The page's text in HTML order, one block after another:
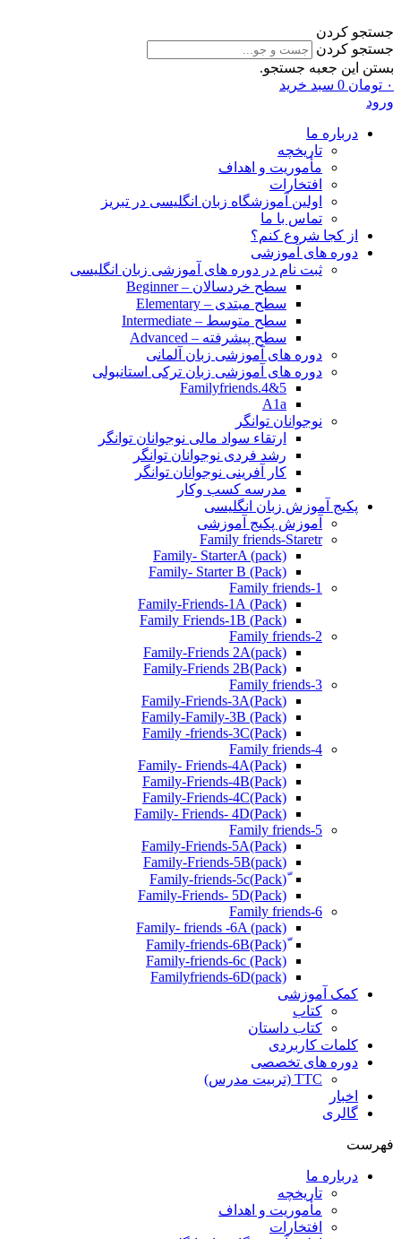
جستجو کردن
جستجو کردن
بستن این جعبه جستجو.
۰ تومان 0 سبد خرید
ورود
درباره ما
تاریخچه
مأموریت و اهداف
افتخارات
اولین آموزشگاه زبان انگلیسی در تبریز
تماس با ما
از کجا شروع کنم؟
دوره های آموزشی
ثبت نام در دوره های آموزشی زبان انگلیسی
سطح خردسالان – Beginner
سطح مبتدی – Elementary
سطح متوسط – Intermediate
سطح پیشرفته – Advanced
دوره های آموزشی زبان آلمانی
دوره های آموزشی زبان ترکی استانبولی
Familyfriends.4&5
A1a
نوجوانان توانگر
ارتقاء سواد مالی نوجوانان توانگر
رشد فردی نوجوانان توانگر
کار آفرینی نوجوانان توانگر
مدرسه کسب وکار
پکیج آموزش زبان انگلیسی
آموزش پکیج آموزشی
Family friends-Staretr
Family- StarterA (pack)
Family- Starter B (Pack)
Family friends-1
(Pack) Family-Friends-1A
(Pack) Family Friends-1B
Family friends-2
Family-Friends 2A(pack)
Family-Friends 2B(Pack)
Family friends-3
(Pack)Family-Friends-3A
Family-Family-3B (Pack)
Family -friends-3C(Pack)
Family friends-4
Family- Friends-4A(Pack)
Family-Friends-4B(Pack)
Family-Friends-4C(Pack)
(Pack)Family- Friends- 4D
Family friends-5
Family-Friends-5A(Pack)
(pack)Family-Friends-5B
ّ(Pack)Family-friends-5c
Family-Friends- 5D(Pack)
Family friends-6
Family- friends -6A (pack)
Family-friends-6c (Pack)
Familyfriends-6D(pack)
کمک آموزشی
کتاب
کتاب داستان
کلمات کاربردی
دوره های تخصصی
TTC (تربیت مدرس)
اخبار
گالری
فهرست
درباره ما
تاریخچه
مأموریت و اهداف
افتخارات